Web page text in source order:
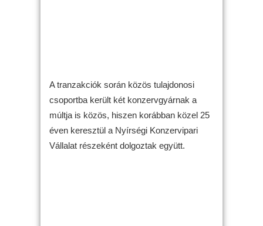
A tranzakciók során közös tulajdonosi
csoportba került két konzervgyárnak a
múltja is közös, hiszen korábban közel 25
éven keresztül a Nyírségi Konzervipari
Vállalat részeként dolgoztak együtt.